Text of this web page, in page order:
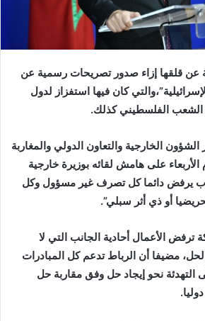
عن قلقها إزاء صدور تصريحات رسمية عن
كان فيها استفزاز لدول
الشعب الفلسطيني كذلك.
الخارجية والتعاون الدولي والمغاربة
الأربعاء على هامش لقائه بوزيرة خارجية
يرفض دائما كل تصرف غير مسؤول وكل
أو ذي أثر سبلي”.
ترفض الأعمال أحادية الجانب التي لا
الحل، مضيفا أن الرباط تدعم كل المبادرات
التهدئة نحو إيجاد حل وفق مقاربة حل